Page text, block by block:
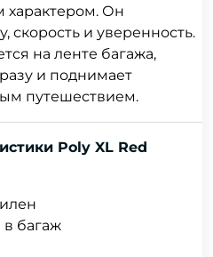
Он
скорость и уверенность.
на ленте багажа,
и поднимает
путешествием.
Poly XL Red
в багаж